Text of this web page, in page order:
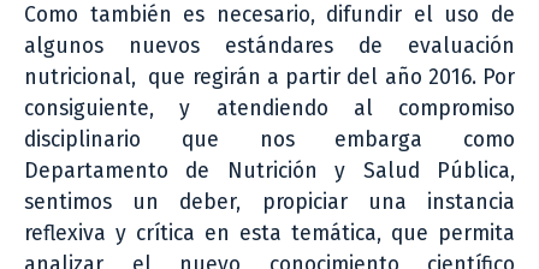
Como también es necesario, difundir el uso de
algunos nuevos estándares de evaluación
nutricional, que regirán a partir del año 2016. Por
consiguiente, y atendiendo al compromiso
disciplinario que nos embarga como
Departamento de Nutrición y Salud Pública,
sentimos un deber, propiciar una instancia
reflexiva y crítica en esta temática, que permita